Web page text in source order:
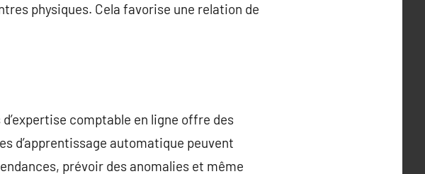
physiques. Cela favorise une relation de
comptable en ligne offre des
d’apprentissage automatique peuvent
prévoir des anomalies et même